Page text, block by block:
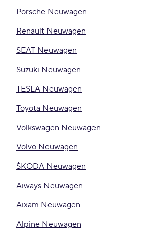
Porsche Neuwagen
Renault Neuwagen
SEAT Neuwagen
Suzuki Neuwagen
TESLA Neuwagen
Toyota Neuwagen
Volkswagen Neuwagen
Volvo Neuwagen
ŠKODA Neuwagen
Aiways Neuwagen
Aixam Neuwagen
Alpine Neuwagen